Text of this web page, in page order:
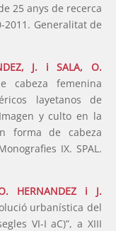
25 anys de recerca
2011. Generalitat de
J. i SALA, O.
cabeza femenina
layetanos de
y culto en la
forma de cabeza
IX. SPAL.
HERNANDEZ i J.
urbanística del
VI-I aC)”, a XIII